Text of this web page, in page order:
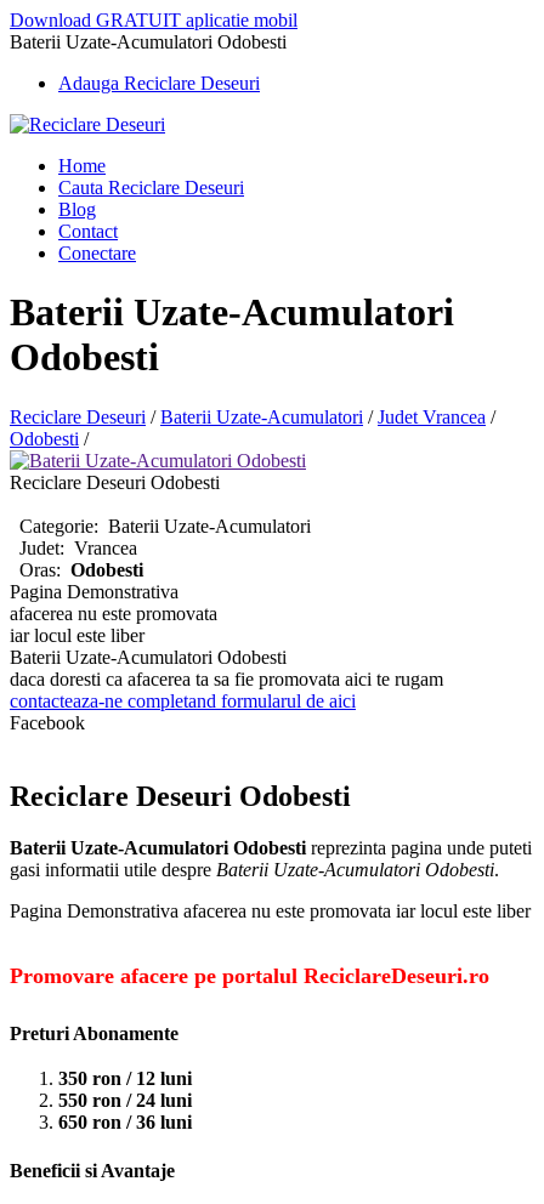
Download GRATUIT aplicatie mobil
Baterii Uzate-Acumulatori Odobesti
Adauga Reciclare Deseuri
Home
Cauta Reciclare Deseuri
Blog
Contact
Conectare
Baterii Uzate-Acumulatori
Odobesti
Reciclare Deseuri /Baterii Uzate-Acumulatori /Judet Vrancea /
Odobesti /
Reciclare Deseuri Odobesti
Categorie: Baterii Uzate-Acumulatori
Judet: Vrancea
Oras: Odobesti
Pagina Demonstrativa
afacerea nu este promovata
iar locul este liber
Baterii Uzate-Acumulatori Odobesti
daca doresti ca afacerea ta sa fie promovata aici te rugam
contacteaza-ne completand formularul de aici
Facebook
Reciclare Deseuri Odobesti
Baterii Uzate-Acumulatori Odobesti reprezinta pagina unde puteti
gasi informatii utile despre Baterii Uzate-Acumulatori Odobesti.
Pagina Demonstrativa afacerea nu este promovata iar locul este liber
Promovare afacere pe portalul ReciclareDeseuri.ro
Preturi Abonamente
350 ron / 12 luni
550 ron / 24 luni
650 ron / 36 luni
Beneficii si Avantaje